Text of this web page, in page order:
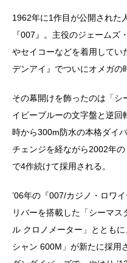
1962年に1作目が公開された
『007』。主役のジェームズ
やセイコーなどを着用してい
デンアイ』でついにオメガの
その幕開けを飾ったのは「
イビーブルーの文字盤と逆回
時から300m防水の本格ダイ
チェンジを経ながら2002年
で4作続けて採用される。
’06年の『007/カジノ・ロワ
リバーを搭載した「シーマ
ル クロノメーター」ととも
シャン 600M」が新たに採用